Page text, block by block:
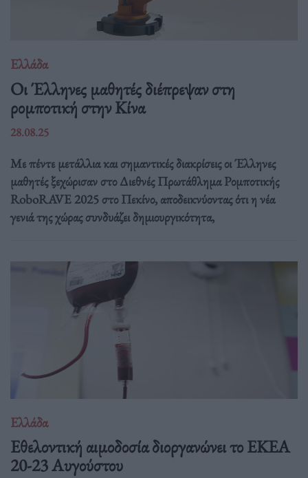
Ελλάδα
Οι Έλληνες μαθητές διέπρεψαν στη
ρομποτική στην Κίνα
28.08.25
Με πέντε μετάλλια και σημαντικές διακρίσεις οι Έλληνες
μαθητές ξεχώρισαν στο Διεθνές Πρωτάθλημα Ρομποτικής
RoboRAVE 2025 στο Πεκίνο, αποδεικνύοντας ότι η νέα
γενιά της χώρας συνδυάζει δημιουργικότητα,
Ελλάδα
Eθελοντική αιμοδοσία διοργανώνει το ΕΚΕΑ
20-23 Αυγούστου